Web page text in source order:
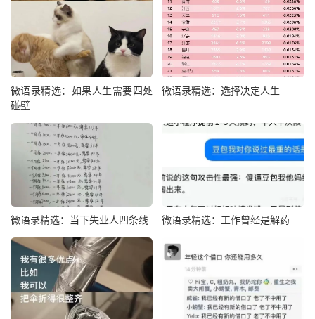
微语录精选：如果人生需要四处
碰壁
微语录精选：选择决定人生
微语录精选：当下失业人四条线 微语录精选：工作曾经是解药